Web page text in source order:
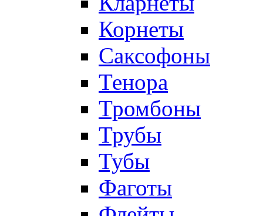
Корнеты
Саксофоны
Тенора
Тромбоны
Трубы
Тубы
Фаготы